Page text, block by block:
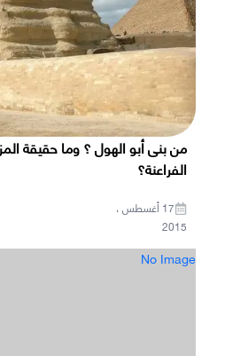
من بنى أبو الهول ؟ وما حقيقة
الفراعنة؟
17 أغسطس ،
2015
No Image